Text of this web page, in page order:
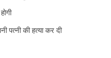
पत्नी की हत्या कर दी